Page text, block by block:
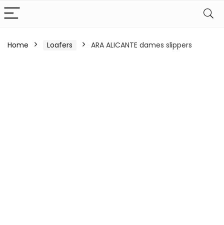
Home Loafers ARA ALICANTE dames slippers